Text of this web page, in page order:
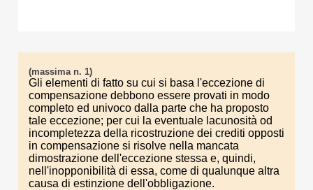
(massima n. 1)
Gli elementi di fatto su cui si basa l'eccezione di
compensazione debbono essere provati in modo
completo ed univoco dalla parte che ha proposto
tale eccezione; per cui la eventuale lacunosità od
incompletezza della ricostruzione dei crediti opposti
in compensazione si risolve nella mancata
dimostrazione dell'eccezione stessa e, quindi,
nell'inopponibilità di essa, come di qualunque altra
causa di estinzione dell'obbligazione.